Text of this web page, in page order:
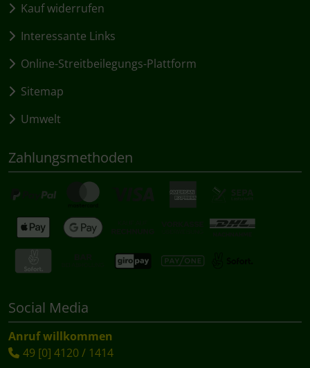
Kauf widerrufen
Interessante Links
Online-Streitbeilegungs-Plattform
Sitemap
Umwelt
Zahlungsmethoden
Social Media
Anruf willkommen
49 [0] 4120 / 1414